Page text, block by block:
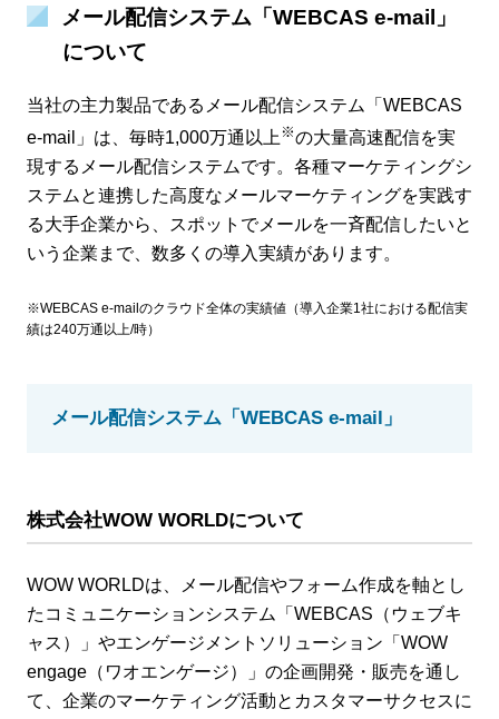
メール配信システム「WEBCAS e-mail」
について
当社の主力製品であるメール配信システム「WEBCAS
e-mail」は、毎時1,000万通以上※の大量高速配信を実
現するメール配信システムです。各種マーケティングシ
ステムと連携した高度なメールマーケティングを実践す
る大手企業から、スポットでメールを一斉配信したいと
いう企業まで、数多くの導入実績があります。
※WEBCAS e-mailのクラウド全体の実績値（導入企業1社における配信実
績は240万通以上/時）
メール配信システム「WEBCAS e-mail」
株式会社WOW WORLDについて
WOW WORLDは、メール配信やフォーム作成を軸とし
たコミュニケーションシステム「WEBCAS（ウェブキ
ャス）」やエンゲージメントソリューション「WOW
engage（ワオエンゲージ）」の企画開発・販売を通し
て、企業のマーケティング活動とカスタマーサクセスに